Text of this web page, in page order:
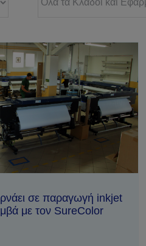
σε παραγωγή inkjet
με τον SureColor